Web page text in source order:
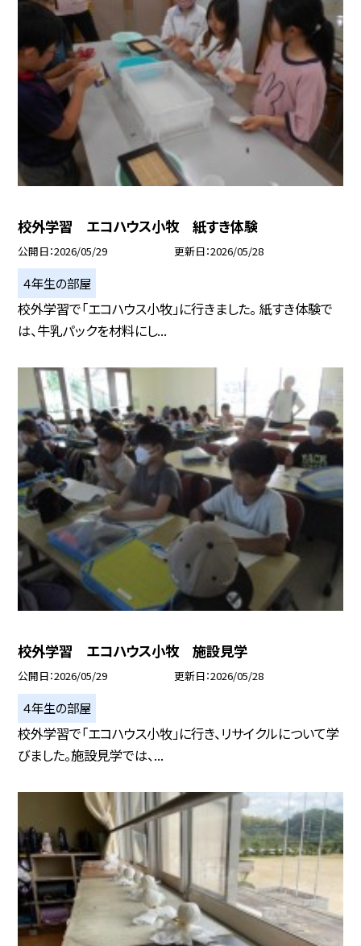
校外学習 エコハウス小牧 紙すき体験
公開日 2026/05/29 更新日 2026/05/28
４年生の部屋
校外学習で「エコハウス小牧」に行きました。 紙すき体験で
は、牛乳パックを材料にし...
校外学習 エコハウス小牧 施設見学
公開日 2026/05/29 更新日 2026/05/28
４年生の部屋
校外学習で「エコハウス小牧」に行き、リサイクルについて学
びました。施設見学では、...